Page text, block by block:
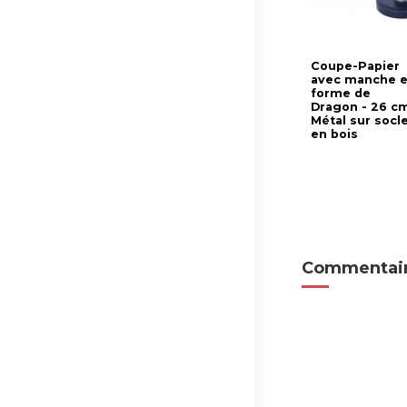
Coupe-Papier
avec manche
forme de
Dragon - 26
Métal sur
en bois